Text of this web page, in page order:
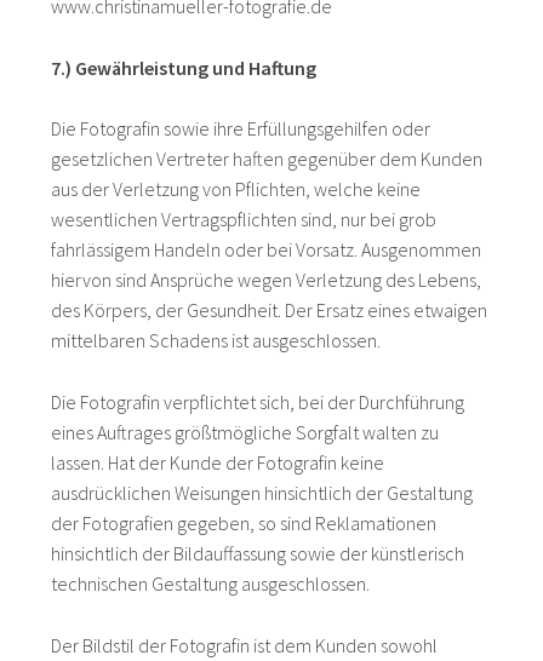
www.christinamueller-fotografie.de
7.) Gewährleistung und Haftung
Die Fotografin sowie ihre Erfüllungsgehilfen oder
gesetzlichen Vertreter haften gegenüber dem Kunden
aus der Verletzung von Pflichten, welche keine
wesentlichen Vertragspflichten sind, nur bei grob
fahrlässigem Handeln oder bei Vorsatz. Ausgenommen
hiervon sind Ansprüche wegen Verletzung des Lebens,
des Körpers, der Gesundheit. Der Ersatz eines etwaigen
mittelbaren Schadens ist ausgeschlossen.
Die Fotografin verpflichtet sich, bei der Durchführung
eines Auftrages größtmögliche Sorgfalt walten zu
lassen. Hat der Kunde der Fotografin keine
ausdrücklichen Weisungen hinsichtlich der Gestaltung
der Fotografien gegeben, so sind Reklamationen
hinsichtlich der Bildauffassung sowie der künstlerisch
technischen Gestaltung ausgeschlossen.
Der Bildstil der Fotografin ist dem Kunden sowohl